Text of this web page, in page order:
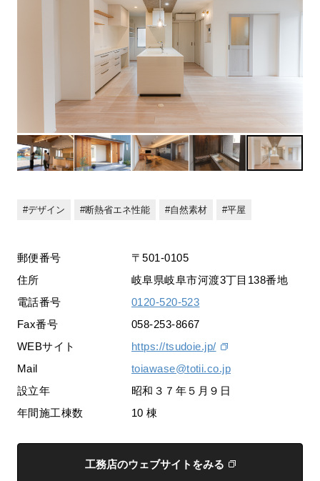
デザイン 断熱省エネ性能 自然素材 平屋
郵便番号
〒501-0105
住所
岐阜県岐阜市河渡3丁目138番地
電話番号
0120-520-523
Fax番号
058-253-8667
WEBサイト
https://tsudoie.jp/
Mail
toiawase@totii.co.jp
設立年
昭和３７年５月９日
年間施工棟数
10 棟
工務店のウェブサイトをみる